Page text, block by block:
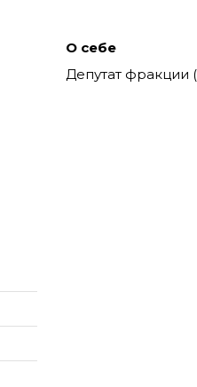
О себе
Депутат